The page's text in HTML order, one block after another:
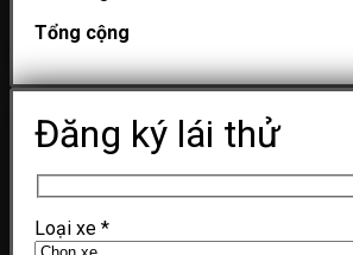
Tổng cộng
Đăng ký lái thử
Loại xe *